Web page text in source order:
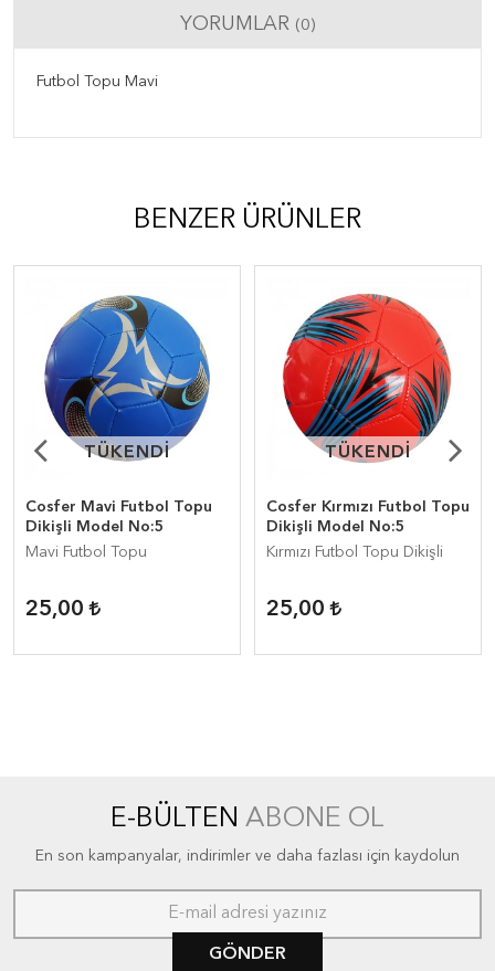
YORUMLAR (0)
Futbol Topu Mavi
BENZER ÜRÜNLER
TÜKENDİ
TÜKENDİ
Cosfer Mavi Futbol Topu
Dikişli Model No:5
Mavi Futbol Topu
25,00
TÜKENDİ
TÜKENDİ
Cosfer Kırmızı Futbol Topu
Dikişli Model No:5
Kırmızı Futbol Topu Dikişli
25,00
E-BÜLTEN ABONE OL
En son kampanyalar, indirimler ve daha fazlası için kaydolun
GÖNDER